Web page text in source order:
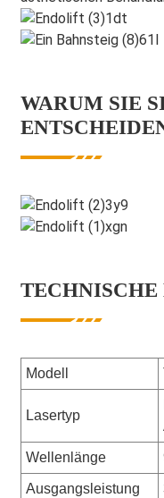
WARUM SIE
TECHNISCHE
Modell
Lasertyp
Wellenlänge
Ausgangsleistung